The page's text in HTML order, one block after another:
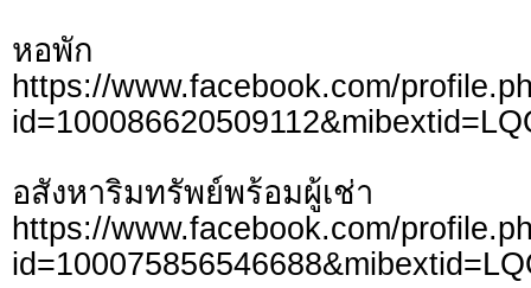
หอพัก
https://www.facebook.com/
อสังหาริมทรัพย์พร้อมผู้เช่า
https://www.facebook.com/